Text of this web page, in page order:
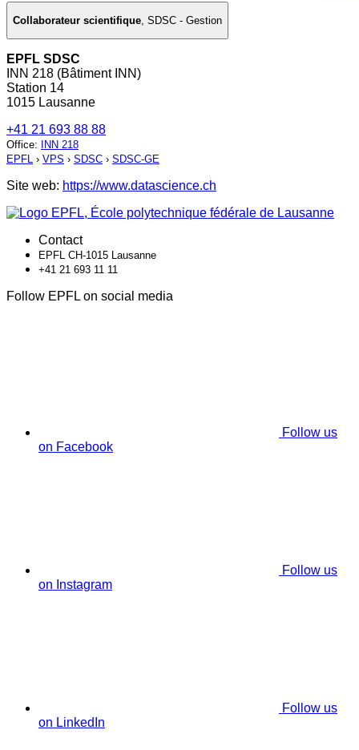
Collaborateur scientifique, SDSC - Gestion
EPFL SDSC
INN 218 (Bâtiment INN)
Station 14
1015 Lausanne
+41 21 693 88 88
Office:
INN 218
EPFL › VPS › SDSC › SDSC-GE
Site web: https://www.datascience.ch
Contact
EPFL CH-1015 Lausanne
+41 21 693 11 11
Follow EPFL on social media
Follow us
on Facebook
Follow us
on Instagram
Follow us
on LinkedIn